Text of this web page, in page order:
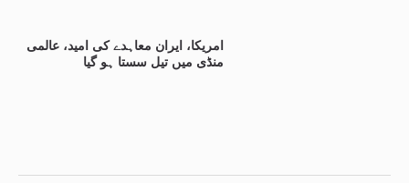
امریکا، ایران معاہدے کی امید، عالمی
منڈی میں تیل سستا ہو گیا